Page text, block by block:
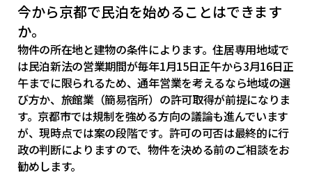
今から京都で民泊を始めることはできます
か。
物件の所在地と建物の条件によります。住居専用地域で
は民泊新法の営業期間が毎年1月15日正午から3月16日正
午までに限られるため、通年営業を考えるなら地域の選
び方か、旅館業（簡易宿所）の許可取得が前提になりま
す。京都市では規制を強める方向の議論も進んでいます
が、現時点では案の段階です。許可の可否は最終的に行
政の判断によりますので、物件を決める前のご相談をお
勧めします。